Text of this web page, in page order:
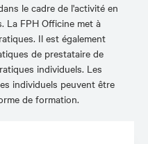
le cadre de l'activité en
La FPH Officine met à
Il est également
de prestataire de
individuels. Les
individuels peuvent être
de formation.